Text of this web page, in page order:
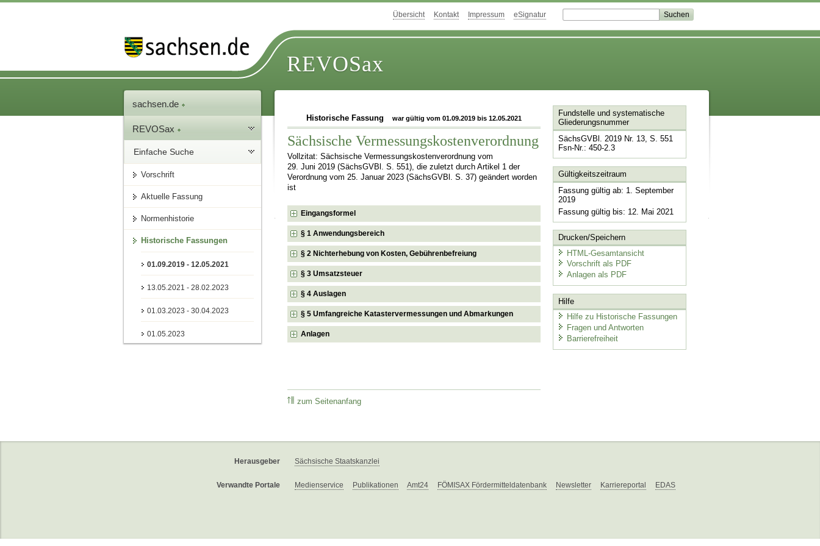
Übersicht Kontakt Impressum eSignatur
REVOSax
sachsen.de
REVOSax
Einfache Suche
Vorschrift
Aktuelle Fassung
Normenhistorie
Historische Fassungen
01.09.2019 - 12.05.2021
13.05.2021 - 28.02.2023
01.03.2023 - 30.04.2023
01.05.2023
Historische Fassung war gültig vom 01.09.2019 bis 12.05.2021
Sächsische Vermessungskostenverordnung
Vollzitat: Sächsische Vermessungskostenverordnung vom
29. Juni 2019 (SächsGVBl. S. 551), die zuletzt durch Artikel 1 der
Verordnung vom 25. Januar 2023 (SächsGVBl. S. 37) geändert worden
ist
Eingangsformel
§ 1 Anwendungsbereich
§ 2 Nichterhebung von Kosten, Gebührenbefreiung
§ 3 Umsatzsteuer
§ 4 Auslagen
§ 5 Umfangreiche Katastervermessungen und Abmarkungen
Anlagen
zum Seitenanfang
Fundstelle und systematische
Gliederungsnummer
SächsGVBl. 2019 Nr. 13, S. 551
Fsn-Nr.: 450-2.3
Gültigkeitszeitraum
Fassung gültig ab: 1. September
2019
Fassung gültig bis: 12. Mai 2021
Drucken/Speichern
HTML-Gesamtansicht
Vorschrift als PDF
Anlagen als PDF
Hilfe
Hilfe zu Historische Fassungen
Fragen und Antworten
Barrierefreiheit
Herausgeber Sächsische Staatskanzlei
Verwandte Portale Medienservice Publikationen Amt24 FÖMISAX Fördermitteldatenbank Newsletter Karriereportal EDAS